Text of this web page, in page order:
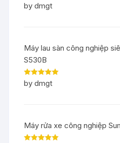
Rated5out
of 5
by dmgt
Máy lau sàn công nghiệp
S530B
Rated5out
of 5
by dmgt
Máy rửa xe công nghiệp